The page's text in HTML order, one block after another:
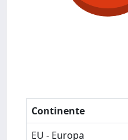
Continente
EU - Europa